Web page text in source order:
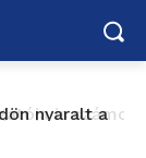
nyaralt a
akarok
is számon